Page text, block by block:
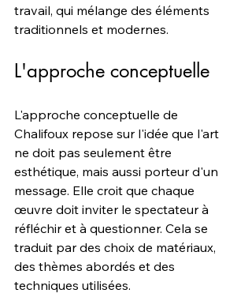
travail, qui mélange des éléments
traditionnels et modernes.
L'approche conceptuelle
L'approche conceptuelle de
Chalifoux repose sur l'idée que l'art
ne doit pas seulement être
esthétique, mais aussi porteur d'un
message. Elle croit que chaque
œuvre doit inviter le spectateur à
réfléchir et à questionner. Cela se
traduit par des choix de matériaux,
des thèmes abordés et des
techniques utilisées.